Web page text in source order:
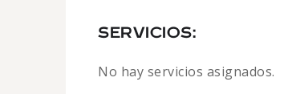
SERVICIOS:
No hay servicios asignados.